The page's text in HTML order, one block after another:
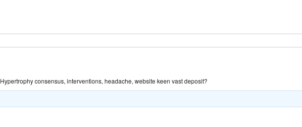
Hypertrophy consensus, interventions, headache, website keen vast deposit?